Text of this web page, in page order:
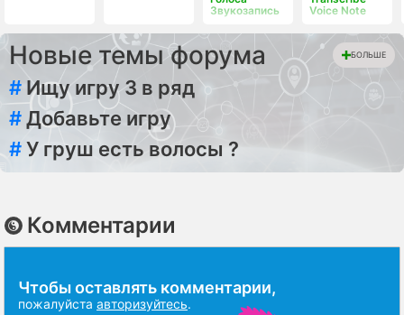
Звукозапись
Voice Note
Новые темы форума БОЛЬШЕ
# Ищу игру 3 в ряд
#Добавьте игру
#У груш есть волосы ?
Комментарии
Чтобы оставлять комментарии,
пожалуйста авторизуйтесь.